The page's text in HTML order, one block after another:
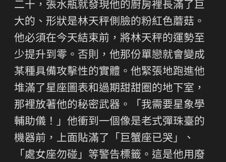
二十，張水瓶就發現他的廚房裡長滿了巨
大的、形狀是林天秤側臉的粉紅色蘑菇。
他必須在今天結束前，將林天秤的運勢至
少提升到零。否則，他那份單戀就會變成
某種具備攻擊性的實體。他緊張地跑進他
堆滿了星座圖表和過期甜甜圈的地下室，
那裡放著他的秘密武器。「我需要星象學
輔助儀！」他衝到一個像是老式彈珠臺的
機器前，上面貼滿了「巨蟹座已哭」、
「處女座勿碰」等警告標籤。這是他用廢